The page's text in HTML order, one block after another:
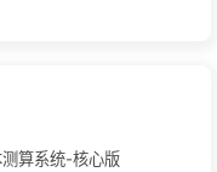
算系统-核心版